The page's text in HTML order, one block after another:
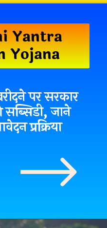
Yantra
Yojana
पर सरकार
सब्सिडी, जाने
प्रक्रिया